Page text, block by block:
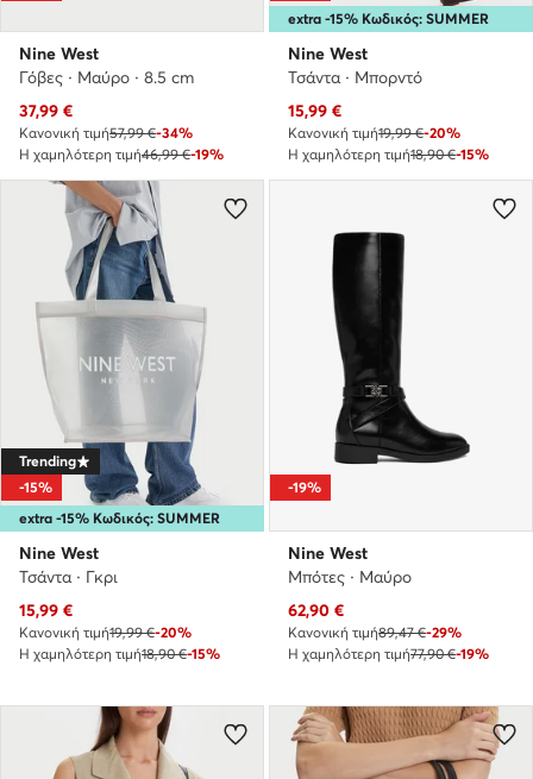
Nine West
Γόβες · Μαύρο · 8.5 cm
Τρέχουσα τιμή
37,99 €
Κανονική τιμή57,99 €-34%
Η χαμηλότερη τιμή46,99 €-19%
extra -15% Κωδικός: SUMMER
Nine West
Τσάντα · Μπορντό
Τρέχουσα τιμή
15,99 €
Κανονική τιμή19,99 €-20%
Η χαμηλότερη τιμή18,90 €-15%
extra -15% Κωδικός: SUMMER
Trending
-15%
Nine West
Τσάντα · Γκρι
Τρέχουσα τιμή
15,99 €
Κανονική τιμή19,99 €-20%
Η χαμηλότερη τιμή18,90 €-15%
-19%
Nine West
Μπότες · Μαύρο
Τρέχουσα τιμή
62,90 €
Κανονική τιμή89,47 €-29%
Η χαμηλότερη τιμή77,90 €-19%